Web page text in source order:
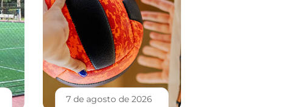
7 de agosto de 2026